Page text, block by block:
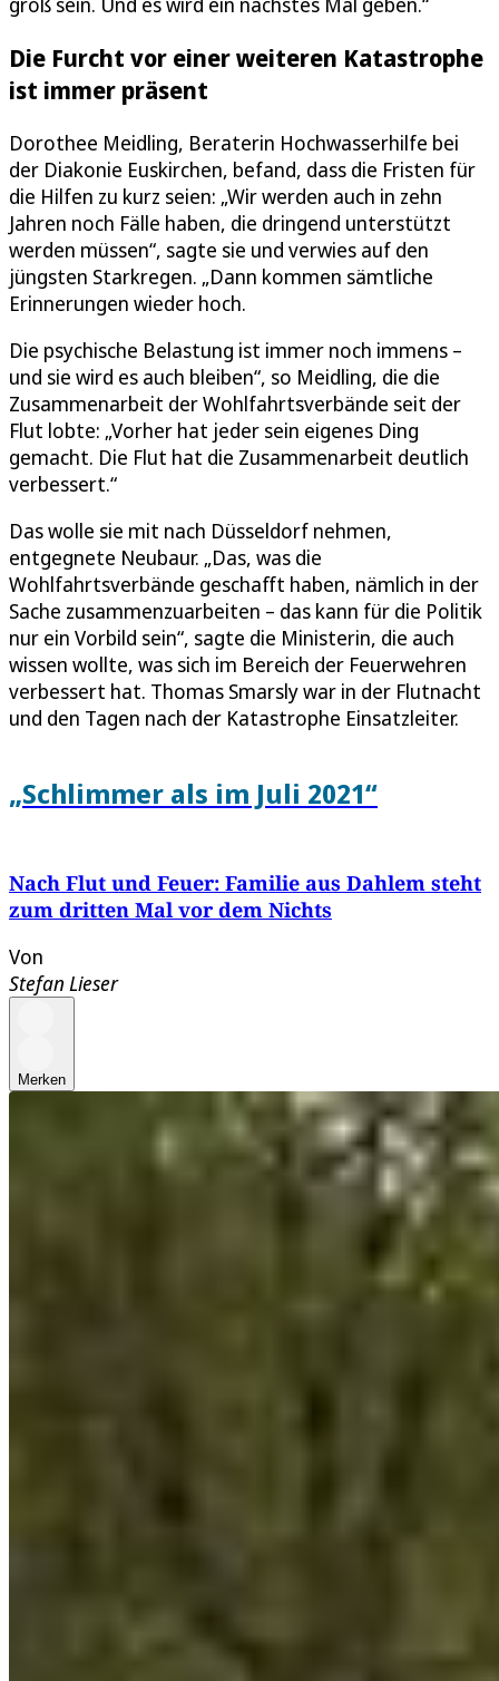
Die Furcht vor einer weiteren Katastrophe
ist immer präsent
Dorothee Meidling, Beraterin Hochwasserhilfe bei
der Diakonie Euskirchen, befand, dass die Fristen für
die Hilfen zu kurz seien: „Wir werden auch in zehn
Jahren noch Fälle haben, die dringend unterstützt
werden müssen“, sagte sie und verwies auf den
jüngsten Starkregen. „Dann kommen sämtliche
Erinnerungen wieder hoch.
Die psychische Belastung ist immer noch immens –
und sie wird es auch bleiben“, so Meidling, die die
Zusammenarbeit der Wohlfahrtsverbände seit der
Flut lobte: „Vorher hat jeder sein eigenes Ding
gemacht. Die Flut hat die Zusammenarbeit deutlich
verbessert.“
Das wolle sie mit nach Düsseldorf nehmen,
entgegnete Neubaur. „Das, was die
Wohlfahrtsverbände geschafft haben, nämlich in der
Sache zusammenzuarbeiten – das kann für die Politik
nur ein Vorbild sein“, sagte die Ministerin, die auch
wissen wollte, was sich im Bereich der Feuerwehren
verbessert hat. Thomas Smarsly war in der Flutnacht
und den Tagen nach der Katastrophe Einsatzleiter.
„Schlimmer als im Juli 2021“
Nach Flut und Feuer: Familie aus Dahlem steht
zum dritten Mal vor dem Nichts
Von
Stefan Lieser
Merken